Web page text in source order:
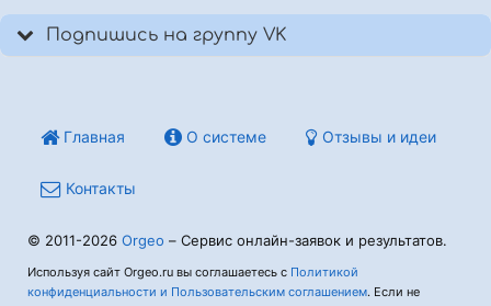
Подпишись на группу VK
Главная О системе Отзывы и идеи
Контакты
© 2011-2026 Orgeo – Сервис онлайн-заявок и результатов.
Используя сайт Orgeo.ru вы соглашаетесь с Политикой
конфиденциальности и Пользовательским соглашением. Если не